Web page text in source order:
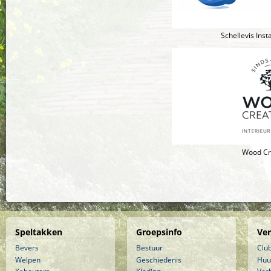
Schellevis
Wood
Speltakken
Bevers
Welpen
Groepsinfo
Bestuur
Geschiedenis